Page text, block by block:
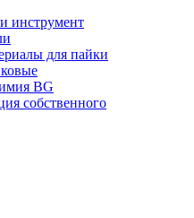
инструмент
для пайки
BG
собственного